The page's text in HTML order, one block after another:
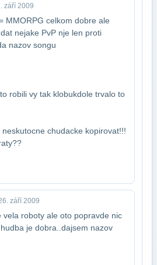
září 2009
MMORPG celkom dobre ale
nejake PvP nje len proti​
nazov songu
to robili vy tak klobuk​dole trvalo to
chudacke kopirovat!!!
září 2009
vela roboty ale oto popravde nic
je dobra..daj​sem nazov